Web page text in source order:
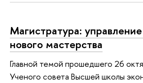
Магистратура:
нового мастерства
Главной темой прошедшего 26
Ученого совета Высшей школы